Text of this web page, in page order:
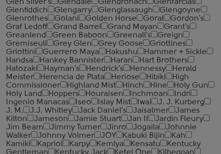
Glen Silver's
Glendale Glendronach
Glenfarclas
Glenfiddich
Glengarry Glenglassaugh
Glengoyne
Glenrothes
Golani Golden Horse Goral
Gordon's
Graf Ledoff
Grand Barrel Grand Mayan
Grant's
Greanlend
Green Baboon Greenall's
Greign
Gremiseuli
Grey Glen Grey Goose
Griottines
Griottini
Guerrero Maya Hakushu
Hammer + Sickle
Handsa
Hankey Bannister Haran
Hart Brothers
Hatozaki
Hayman's Hendrick's Hennessy
Herald
Meister
Herencia de Plata Heriose Hibiki
High
Commissioner
Highland Mist Hinch Hine
Holy Gun
Holy Land
Hoppers Houraisen Inchmoan
Indri
Ingenio Manacas
Iseo Islay Mist Iwai
J. J. Kurberg
J. M.
J.J. Whitley Jack Daniel's Jaisalmer
James
Kilton
Jameson Jamie Stuart Jan II
Jardin Fleury
Jim Beam
Jimmy Turner Jinro Jogaila
Johnnie
Walker
Johnny Volmer JOY Kabuki Bijin
Kah
Kamiki
Kapriol Karpy Kemlya Kensatu
Kentucky